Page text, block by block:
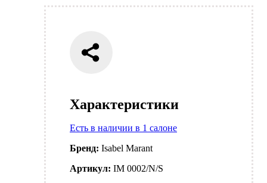
Характеристики
Есть в наличии в 1 салоне
Бренд: Isabel Marant
Артикул: IM 0002/N/S